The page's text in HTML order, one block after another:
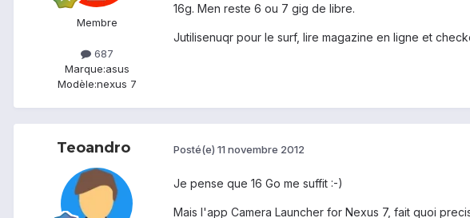
Membre
687
Marque:asus
Modèle:nexus 7
16g. Men reste 6 ou 7 gig de libre.
Jutilisenuqr pour le surf, lire magazine en ligne et
Teoandro Posté(e) 11 novembre 2012
Je pense que 16 Go me suffit :-)
Mais l'app Camera Launcher for Nexus 7, fait quoi